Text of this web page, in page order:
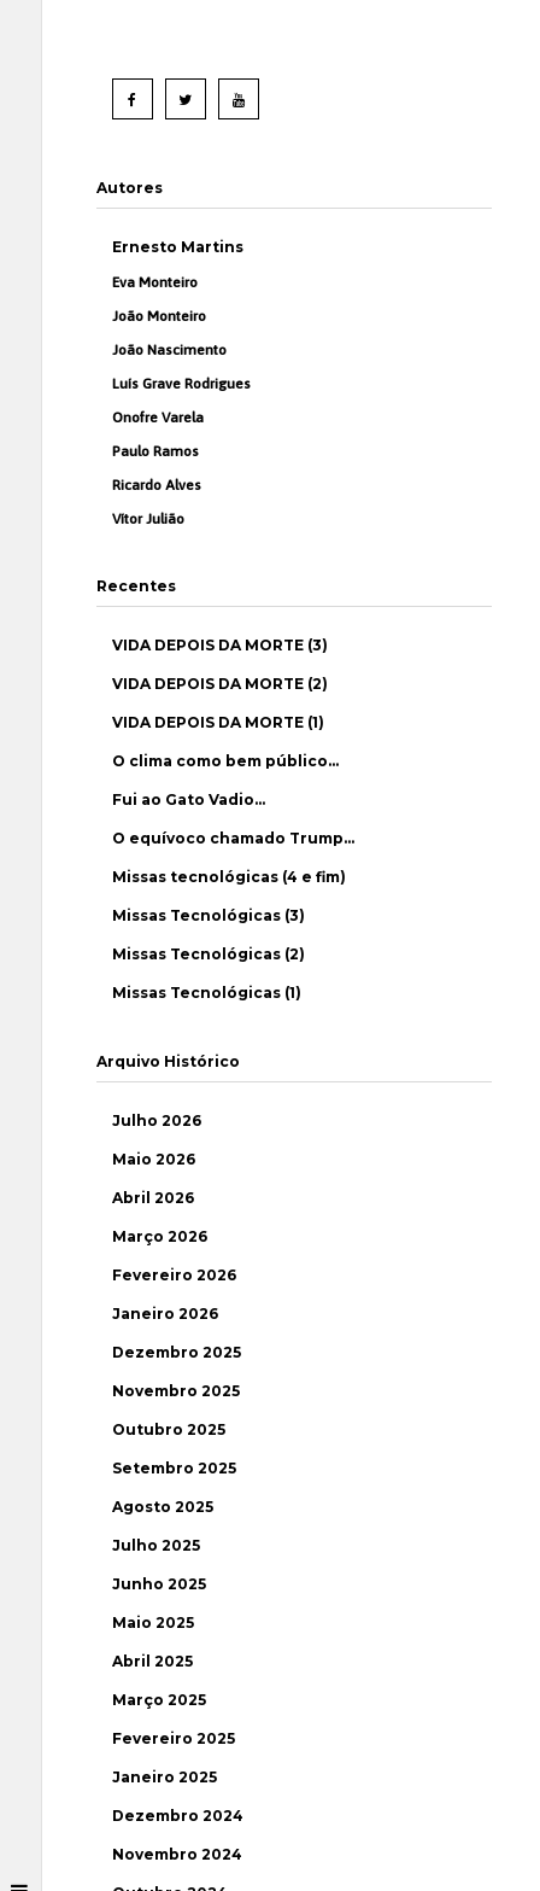
Autores
Ernesto Martins
Eva Monteiro
João Monteiro
João Nascimento
Luís Grave Rodrigues
Onofre Varela
Paulo Ramos
Ricardo Alves
Vítor Julião
Recentes
VIDA DEPOIS DA MORTE (3)
VIDA DEPOIS DA MORTE (2)
VIDA DEPOIS DA MORTE (1)
O clima como bem público…
Fui ao Gato Vadio…
O equívoco chamado Trump…
Missas tecnológicas (4 e fim)
Missas Tecnológicas (3)
Missas Tecnológicas (2)
Missas Tecnológicas (1)
Arquivo Histórico
Julho 2026
Maio 2026
Abril 2026
Março 2026
Fevereiro 2026
Janeiro 2026
Dezembro 2025
Novembro 2025
Outubro 2025
Setembro 2025
Agosto 2025
Julho 2025
Junho 2025
Maio 2025
Abril 2025
Março 2025
Fevereiro 2025
Janeiro 2025
Dezembro 2024
Novembro 2024